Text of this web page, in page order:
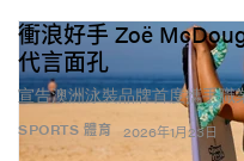
SPORTS 體育
衝浪好手 Zoë
代言面孔
宣告澳洲泳裝品牌首度攜手職
2026年1月23日